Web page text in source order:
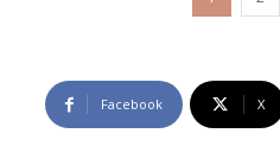
Facebook X